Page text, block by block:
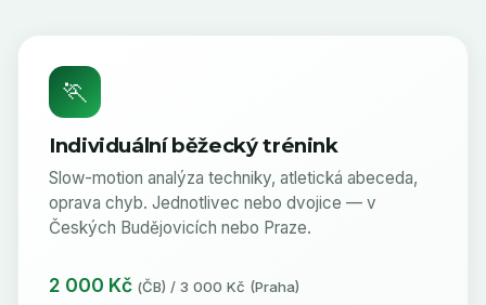
🏃
Individuální běžecký trénink
Slow-motion analýza techniky, atletická abeceda,
oprava chyb. Jednotlivec nebo dvojice — v
Českých Budějovicích nebo Praze.
2 000 Kč (ČB) / 3 000 Kč (Praha)